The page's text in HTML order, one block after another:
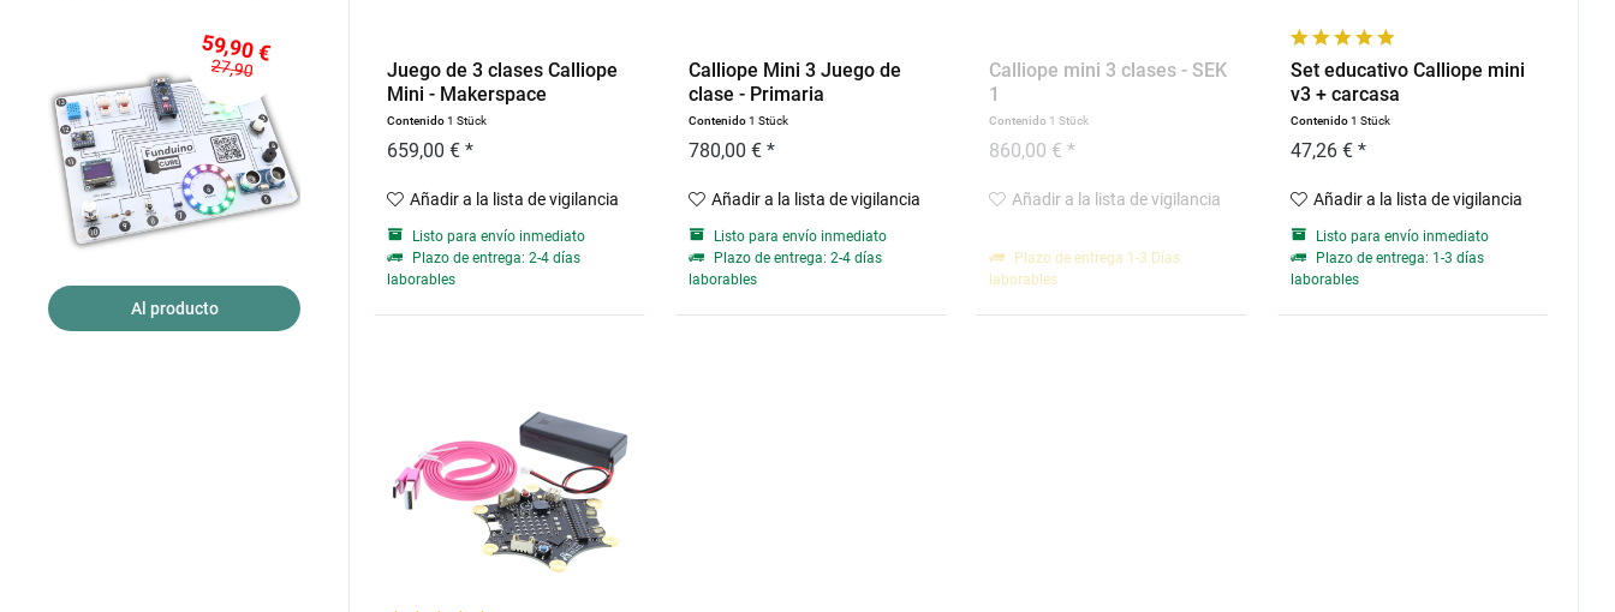
59,90 €
27,90
Al producto
Juego de 3 clases Calliope
Mini - Makerspace
Contenido1 Stück
659,00 € *
Añadir a la lista de vigilancia
Listo para envío inmediato
Plazo de entrega: 2-4 días
laborables
Calliope Mini 3 Juego de
clase - Primaria
Contenido1 Stück
780,00 € *
Añadir a la lista de vigilancia
Listo para envío inmediato
Plazo de entrega: 2-4 días
laborables
Calliope mini 3 clases - SEK
1
Contenido 1 Stück
860,00 € *
Añadir a la lista de vigilancia
Plazo de entrega 1-3 Días
laborables
Set educativo Calliope mini
v3 + carcasa
Contenido1 Stück
47,26 € *
Añadir a la lista de vigilancia
Listo para envío inmediato
Plazo de entrega: 1-3 días
laborables